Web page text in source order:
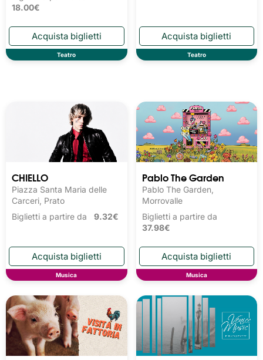
18.00€
Teatro Teatro
CHIELLO
Piazza Santa Maria delle
Carceri, Prato
Biglietti a partire da 9.32€
Musica
Pablo The Garden
Pablo The Garden,
Morrovalle
Biglietti a partire da
37.98€
Musica